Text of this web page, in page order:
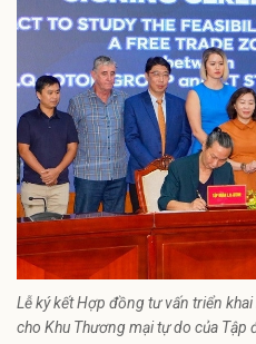
Lễ ký kết Hợp đồng tư vấn triển
cho Khu Thương mại tự do của Tập